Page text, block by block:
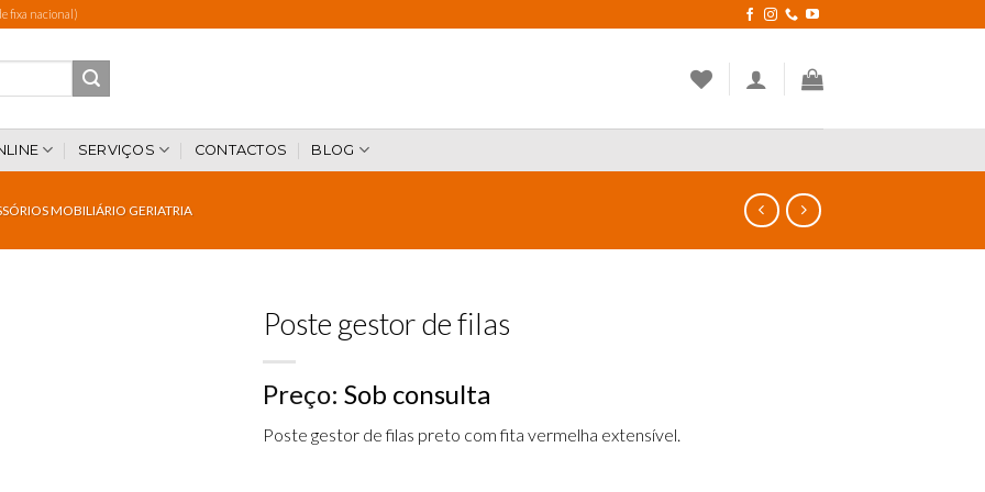
fixa nacional)
SERVIÇOS CONTACTOS BLOG
MOBILIÁRIO GERIATRIA
Poste gestor de filas
Preço: Sob consulta
Poste gestor de filas preto com fita vermelha extensível.